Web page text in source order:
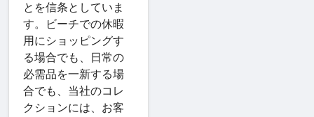
とを信条としていま
す。ビーチでの休暇
用にショッピングす
る場合でも、日常の
必需品を一新する場
合でも、当社のコレ
クションには、お客